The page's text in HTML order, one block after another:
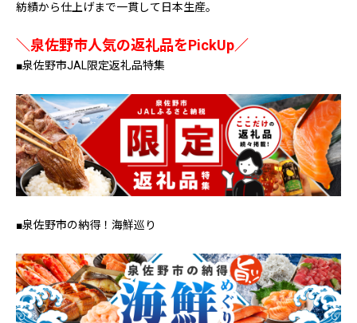
紡績から仕上げまで一貫して日本生産。
＼泉佐野市人気の返礼品をPickUp／
■泉佐野市JAL限定返礼品特集
■泉佐野市の納得！海鮮巡り